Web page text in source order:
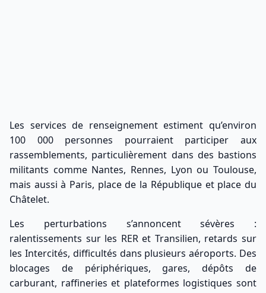
Les services de renseignement estiment qu’environ
100 000 personnes pourraient participer aux
rassemblements, particulièrement dans des bastions
militants comme Nantes, Rennes, Lyon ou Toulouse,
mais aussi à Paris, place de la République et place du
Châtelet.
Les perturbations s’annoncent sévères :
ralentissements sur les RER et Transilien, retards sur
les Intercités, difficultés dans plusieurs aéroports. Des
blocages de périphériques, gares, dépôts de
carburant, raffineries et plateformes logistiques sont